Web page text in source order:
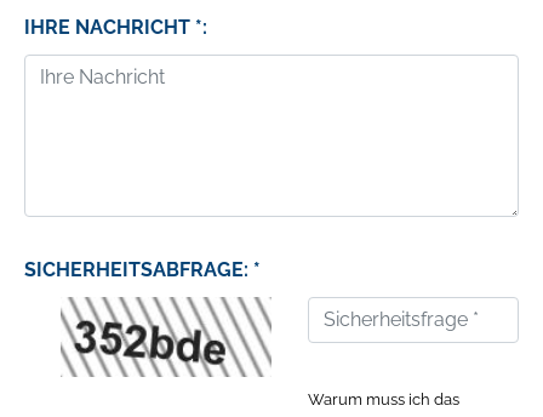
IHRE NACHRICHT *:
SICHERHEITSABFRAGE: *
Warum muss ich das